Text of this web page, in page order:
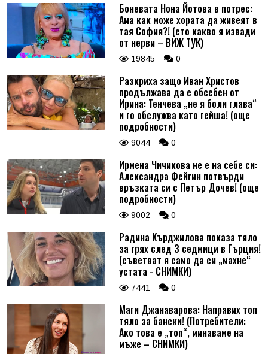
Боневата Нона Йотова в потрес:
Ама как може хората да живеят в
тая София?! (ето какво я извади
от нерви – ВИЖ ТУК)
19845 0
Разкриха защо Иван Христов
продължава да е обсебен от
Ирина: Тенчева „не я боли глава“
и го обслужва като гейша! (още
подробности)
9044 0
Ирмена Чичикова не е на себе си:
Александра Фейгин потвърди
връзката си с Петър Дочев! (още
подробности)
9002 0
Радина Кърджилова показа тяло
за грях след 3 седмици в Гърция!
(съветват я само да си „махне“
устата - СНИМКИ)
7441 0
Маги Джанаварова: Направих топ
тяло за бански! (Потребители:
Ако това е „топ“, минаваме на
мъже – СНИМКИ)